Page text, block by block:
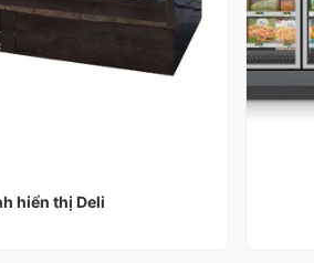
hiển thị Deli